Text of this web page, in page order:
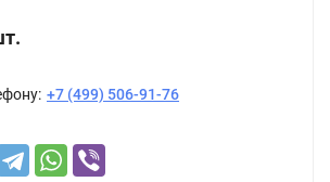
+7 (499) 506-91-76